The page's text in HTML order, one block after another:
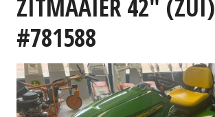
ZITMAAIER 42" (ZUI)
#781588